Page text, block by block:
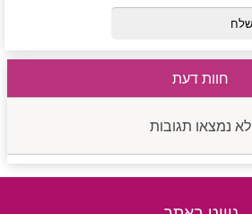
חוות דעת
לא נמצאו תגובות